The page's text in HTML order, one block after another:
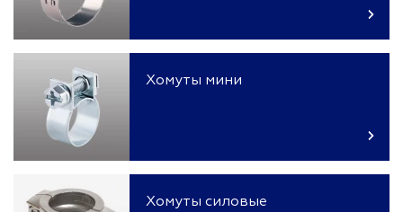
Хомуты мини
Хомуты силовые